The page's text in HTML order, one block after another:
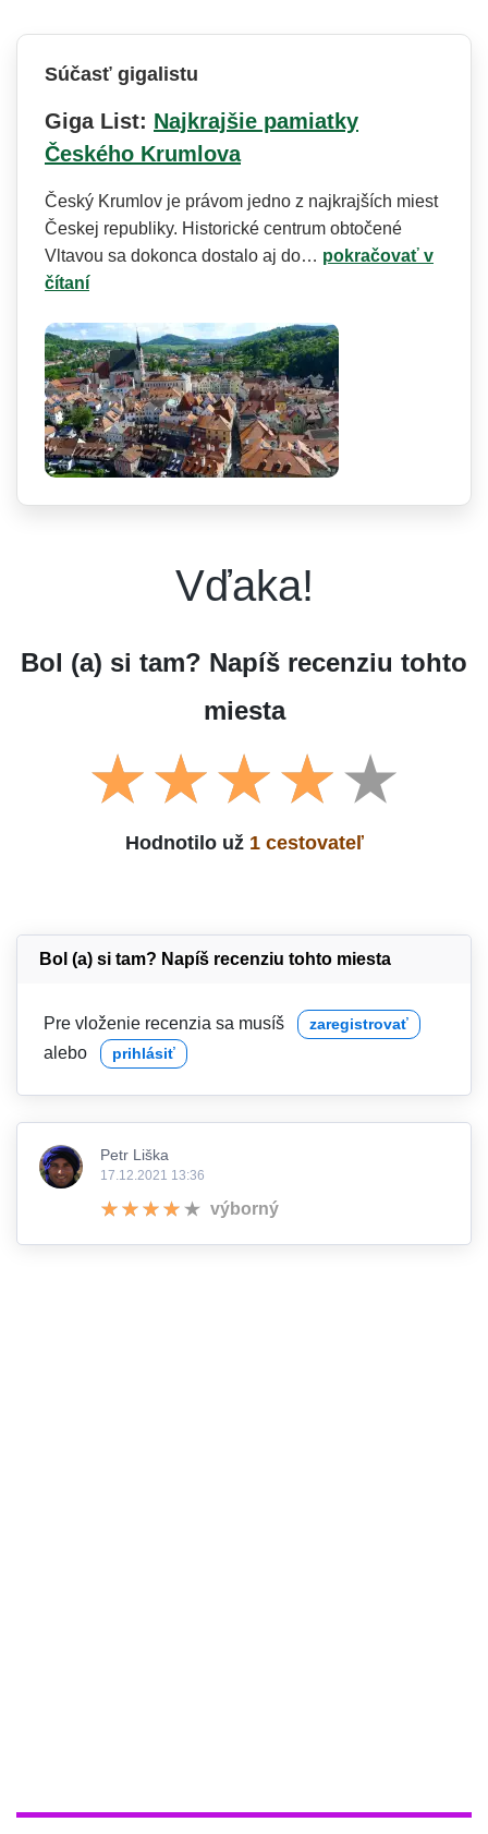
Súčasť gigalistu
Giga List: Najkrajšie pamiatky
Českého Krumlova
Český Krumlov je právom jedno z najkrajších miest
Českej republiky. Historické centrum obtočené
Vltavou sa dokonca dostalo aj do… pokračovať v
čítaní
Vďaka!
Bol (a) si tam? Napíš recenziu tohto
miesta
Hodnotilo už 1 cestovateľ
Bol (a) si tam? Napíš recenziu tohto miesta
Pre vloženie recenzia sa musíš zaregistrovať
alebo prihlásiť
Petr Liška
17.12.2021 13:36
výborný